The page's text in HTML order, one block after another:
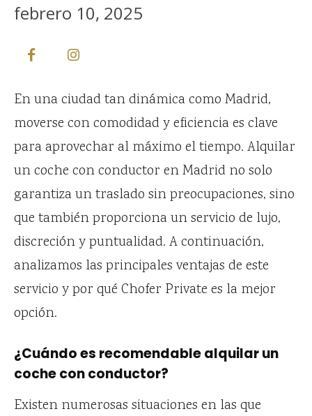
febrero 10, 2025
En una ciudad tan dinámica como Madrid,
moverse con comodidad y eficiencia es clave
para aprovechar al máximo el tiempo. Alquilar
un coche con conductor en Madrid no solo
garantiza un traslado sin preocupaciones, sino
que también proporciona un servicio de lujo,
discreción y puntualidad. A continuación,
analizamos las principales ventajas de este
servicio y por qué Chofer Private es la mejor
opción.
¿Cuándo es recomendable alquilar un
coche con conductor?
Existen numerosas situaciones en las que